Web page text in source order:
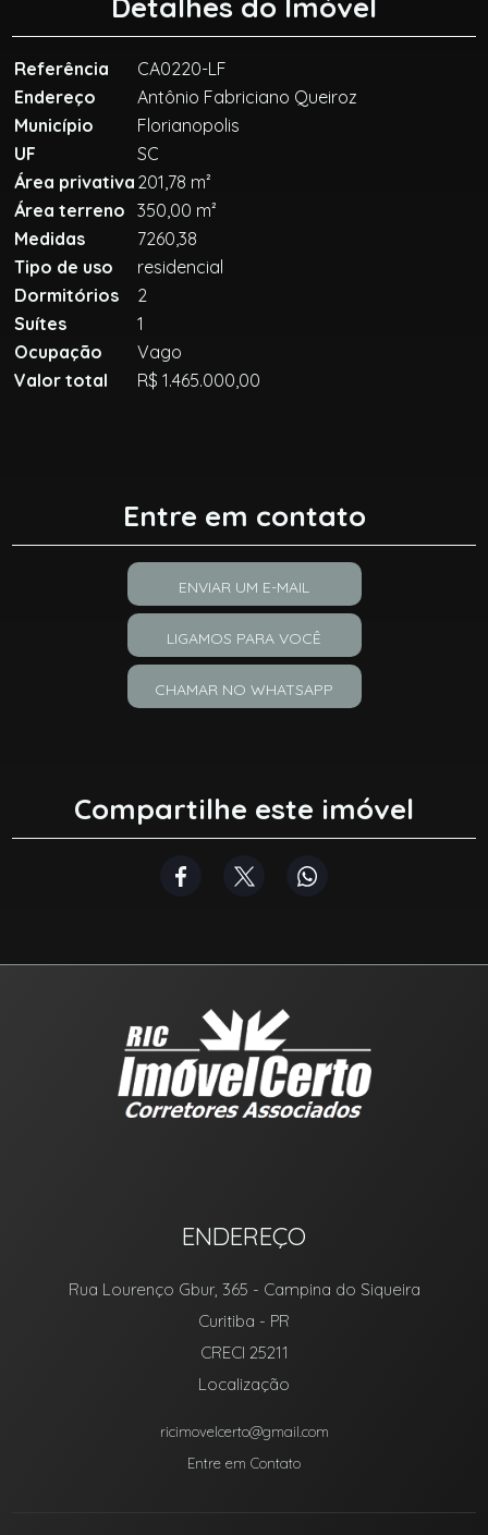
Referência
CA0220-LF
Endereço
Antônio Fabriciano Queiroz
Município
Florianopolis
UF
SC
Área privativa 201,78 m²
Área terreno
350,00 m²
Medidas
7260,38
Tipo de uso
residencial
Dormitórios
2
Suítes
1
Ocupação
Vago
Valor total
R$ 1.465.000,00
Entre em contato
ENVIAR UM E-MAIL
LIGAMOS PARA VOCÊ
CHAMAR NO WHATSAPP
Compartilhe este imóvel
ENDEREÇO
Rua Lourenço Gbur, 365 - Campina do Siqueira
Curitiba - PR
CRECI 25211
Localização
ricimovelcerto@gmail.com
Entre em Contato